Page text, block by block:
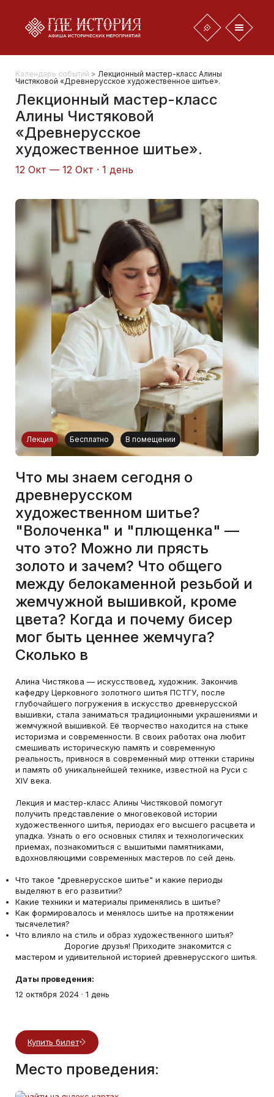
Календарь событий > Лекционный мастер-класс Алины
Чистяковой «Древнерусское художественное шитье».
Лекционный мастер-класс
Алины Чистяковой
«Древнерусское
художественное шитье».
12 Окт — 12 Окт · 1 день
Лекция Бесплатно В помещении
Что мы знаем сегодня о
древнерусском
художественном шитье?
"Волоченка" и "плющенка" —
что это? Можно ли прясть
золото и зачем? Что общего
между белокаменной резьбой и
жемчужной вышивкой, кроме
цвета? Когда и почему бисер
мог быть ценнее жемчуга?
Сколько в
Алина Чистякова — искусствовед, художник. Закончив
кафедру Церковного золотного шитья ПСТГУ, после
глубочайшего погружения в искусство древнерусской
вышивки, стала заниматься традиционными украшениями и
жемчужной вышивкой. Её творчество находится на стыке
историзма и современности. В своих работах она любит
смешивать историческую память и современную
реальность, привнося в современный мир оттенки старины
и память об уникальнейшей технике, известной на Руси с
XIV века.
Лекция и мастер-класс Алины Чистяковой помогут
получить представление о многовековой истории
художественного шитья, периодах его высшего расцвета и
упадка. Узнать о его основных стилях и технологических
приемах, познакомиться с вышитыми памятниками,
вдохновляющими современных мастеров по сей день.
Что такое "древнерусское шитье" и какие периоды
выделяют в его развитии?
Какие техники и материалы применялись в шитье?
Как формировалось и менялось шитье на протяжении
тысячелетия?
Что влияло на стиль и образ художественного шитья?
Дорогие друзья! Приходите знакомится с
мастером и удивительной историей древнерусского шитья.
Даты проведения:
12 октября 2024 · 1 день
Купить билет
Место проведения: